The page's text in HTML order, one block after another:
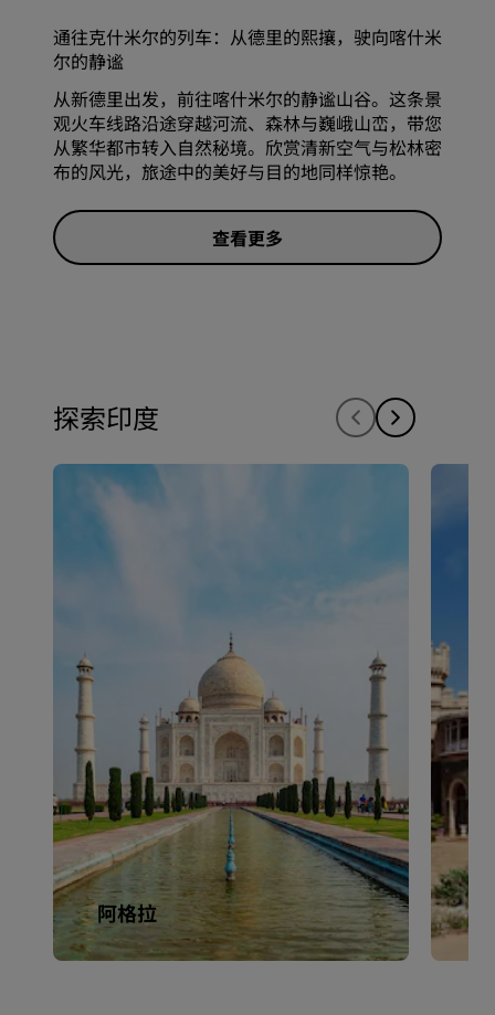
通往克什米尔的列车：从德里的熙攘，驶向喀什米
尔的静谧
从新德里出发，前往喀什米尔的静谧山谷。这条景
观火车线路沿途穿越河流、森林与巍峨山峦，带您
从繁华都市转入自然秘境。欣赏清新空气与松林密
布的风光，旅途中的美好与目的地同样惊艳。
查看更多
探索印度
阿格拉